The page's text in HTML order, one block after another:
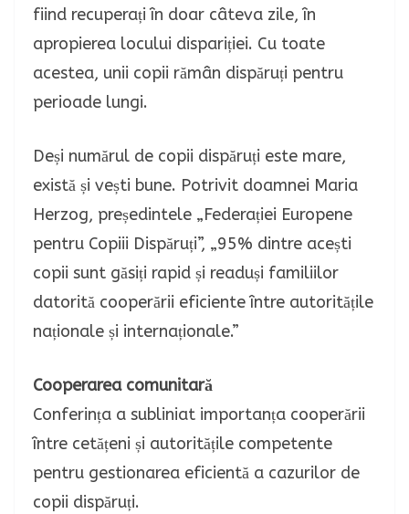
fiind recuperați în doar câteva zile, în
apropierea locului dispariției. Cu toate
acestea, unii copii rămân dispăruți pentru
perioade lungi.
Deși numărul de copii dispăruți este mare,
există și vești bune. Potrivit doamnei Maria
Herzog, președintele „Federației Europene
pentru Copiii Dispăruți”, „95% dintre acești
copii sunt găsiți rapid și readuși familiilor
datorită cooperării eficiente între autoritățile
naționale și internaționale.”
Cooperarea comunitară
Conferința a subliniat importanța cooperării
între cetățeni și autoritățile competente
pentru gestionarea eficientă a cazurilor de
copii dispăruți.